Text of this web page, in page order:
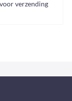
verzending